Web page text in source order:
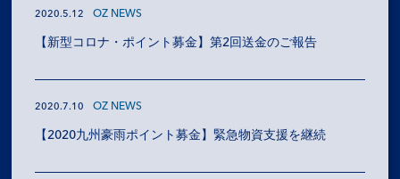
2020.5.12 OZ NEWS
【新型コロナ・ポイント募金】第2回送金のご報告
2020.7.10 OZ NEWS
【2020九州豪雨ポイント募金】緊急物資支援を継続